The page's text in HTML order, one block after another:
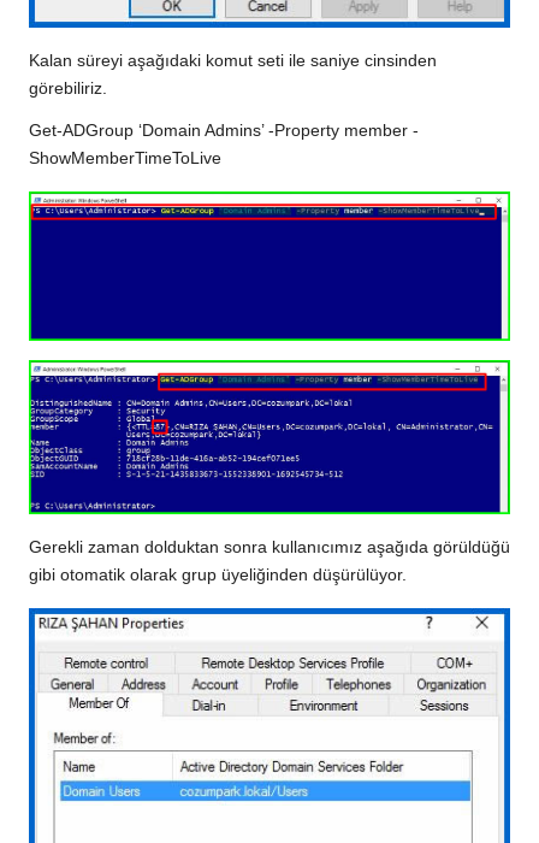
Kalan süreyi aşağıdaki komut seti ile saniye cinsinden
görebiliriz.
Get-ADGroup ‘Domain Admins’ -Property member -
ShowMemberTimeToLive
Gerekli zaman dolduktan sonra kullanıcımız aşağıda görüldüğü
gibi otomatik olarak grup üyeliğinden düşürülüyor.